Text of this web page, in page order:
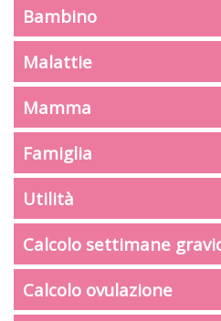
Bambino
Malattie
Mamma
Famiglia
Utilità
Calcolo settimane
Calcolo ovulazione